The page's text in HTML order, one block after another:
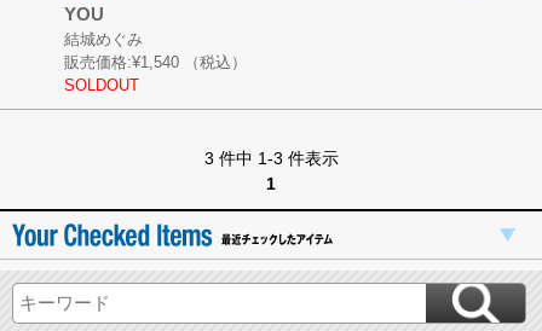
YOU
結城めぐみ
販売価格:¥1,540
（税込）
SOLDOUT
3 件中 1-3 件表示
1